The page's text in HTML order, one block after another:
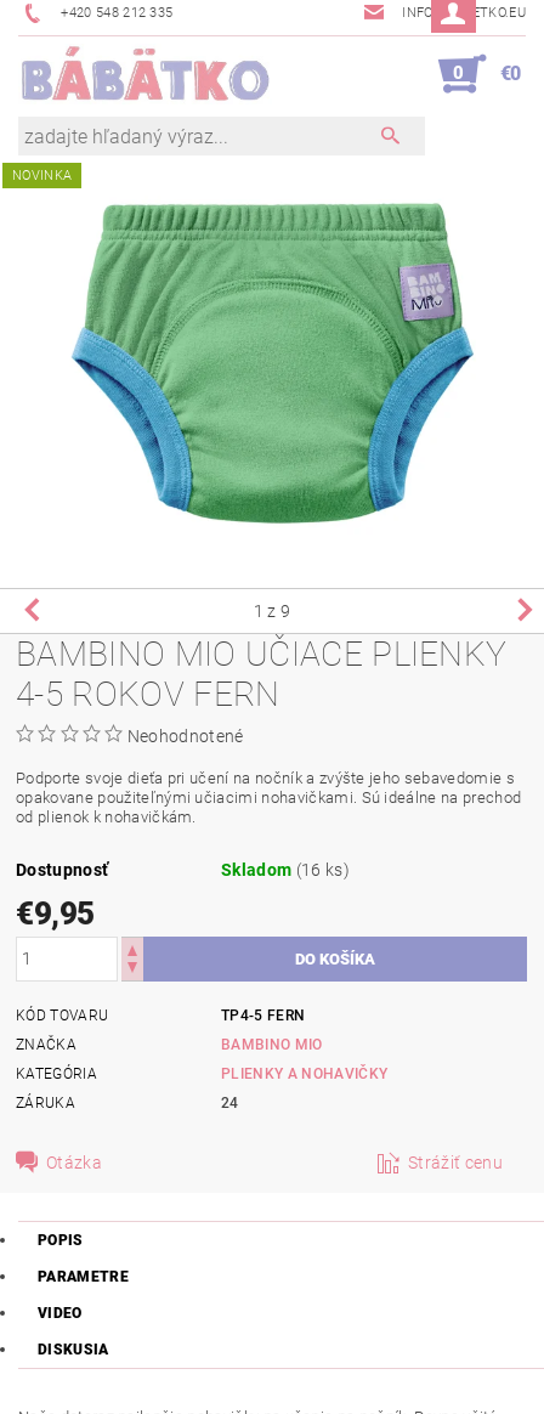
+420 548 212 335 INFO@BABETKO.EU
0 €0
NOVINKA
1 z 9
BAMBINO MIO UČIACE PLIENKY
4-5 ROKOV FERN
Neohodnotené
Podporte svoje dieťa pri učení na nočník a zvýšte jeho sebavedomie s
opakovane použiteľnými učiacimi nohavičkami. Sú ideálne na prechod
od plienok k nohavičkám.
Dostupnosť Skladom (16 ks)
€9,95
KÓD TOVARU
TP4-5 FERN
ZNAČKA
BAMBINO MIO
KATEGÓRIA
PLIENKY A NOHAVIČKY
ZÁRUKA
24
Otázka Strážiť cenu
POPIS
PARAMETRE
VIDEO
DISKUSIA